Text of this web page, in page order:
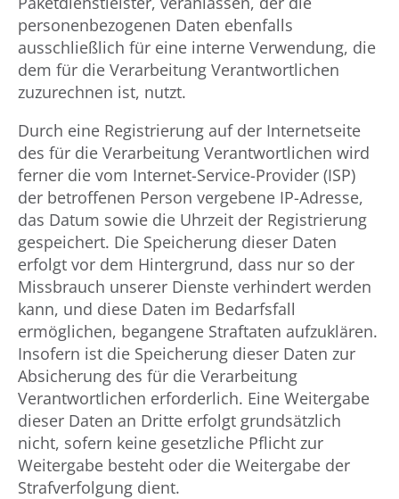
personenbezogenen Daten ebenfalls
ausschließlich für eine interne Verwendung, die
dem für die Verarbeitung Verantwortlichen
zuzurechnen ist, nutzt.
Durch eine Registrierung auf der Internetseite
des für die Verarbeitung Verantwortlichen wird
ferner die vom Internet-Service-Provider (ISP)
der betroffenen Person vergebene IP-Adresse,
das Datum sowie die Uhrzeit der Registrierung
gespeichert. Die Speicherung dieser Daten
erfolgt vor dem Hintergrund, dass nur so der
Missbrauch unserer Dienste verhindert werden
kann, und diese Daten im Bedarfsfall
ermöglichen, begangene Straftaten aufzuklären.
Insofern ist die Speicherung dieser Daten zur
Absicherung des für die Verarbeitung
Verantwortlichen erforderlich. Eine Weitergabe
dieser Daten an Dritte erfolgt grundsätzlich
nicht, sofern keine gesetzliche Pflicht zur
Weitergabe besteht oder die Weitergabe der
Strafverfolgung dient.